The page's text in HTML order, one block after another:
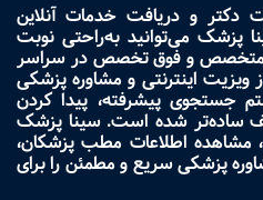
دکتر و دریافت خدمات آنلاین
پزشک می‌توانید به‌راحتی نوبت
متخصص و فوق تخصص در سراسر
ویزیت اینترنتی و مشاوره پزشکی
جستجوی پیشرفته، پیدا کردن
ساده‌تر شده است. سینا پزشک
مشاهده اطلاعات مطب پزشکان،
پزشکی سریع و مطمئن را برای